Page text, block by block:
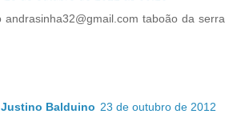
andrasinha32@gmail.com taboão da serra
Justino Balduino 23 de outubro de 2012